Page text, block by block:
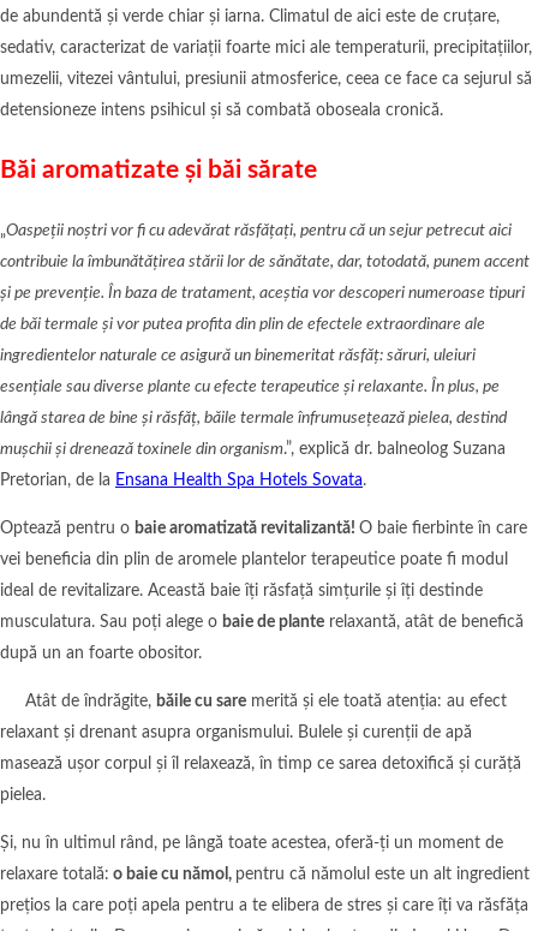
de abundentă și verde chiar și iarna. Climatul de aici este de cruțare,
sedativ, caracterizat de variații foarte mici ale temperaturii, precipitațiilor,
umezelii, vitezei vântului, presiunii atmosferice, ceea ce face ca sejurul să
detensioneze intens psihicul și să combată oboseala cronică.
Băi aromatizate și băi sărate
„Oaspeții noștri vor fi cu adevărat răsfățați, pentru că un sejur petrecut aici
contribuie la îmbunătățirea stării lor de sănătate, dar, totodată, punem accent
și pe prevenție. În baza de tratament, aceștia vor descoperi numeroase tipuri
de băi termale și vor putea profita din plin de efectele extraordinare ale
ingredientelor naturale ce asigură un binemeritat răsfăț: săruri, uleiuri
esențiale sau diverse plante cu efecte terapeutice și relaxante. În plus, pe
lângă starea de bine și răsfăț, băile termale înfrumusețează pielea, destind
mușchii și drenează toxinele din organism.”, explică dr. balneolog Suzana
Pretorian, de la Ensana Health Spa Hotels Sovata.
Optează pentru o baie aromatizată revitalizantă! O baie fierbinte în care
vei beneficia din plin de aromele plantelor terapeutice poate fi modul
ideal de revitalizare. Această baie îți răsfață simțurile și îți destinde
musculatura. Sau poți alege o baie de plante relaxantă, atât de benefică
după un an foarte obositor.
Atât de îndrăgite, băile cu sare merită și ele toată atenția: au efect
relaxant și drenant asupra organismului. Bulele și curenții de apă
masează ușor corpul și îl relaxează, în timp ce sarea detoxifică și curăță
pielea.
Și, nu în ultimul rând, pe lângă toate acestea, oferă-ți un moment de
relaxare totală: o baie cu nămol, pentru că nămolul este un alt ingredient
prețios la care poți apela pentru a te elibera de stres și care îți va răsfăța